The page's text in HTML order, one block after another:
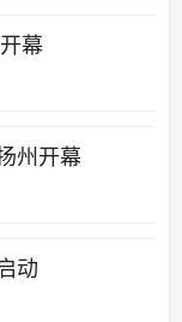
幕
州开幕
动